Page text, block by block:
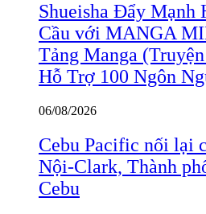
Shueisha Đẩy Mạnh
Cầu với MANGA
Tảng Manga
Hỗ Trợ 100 Ngôn
06/08/2026
Cebu Pacific nối lại
Nội-Clark, Thành
Cebu